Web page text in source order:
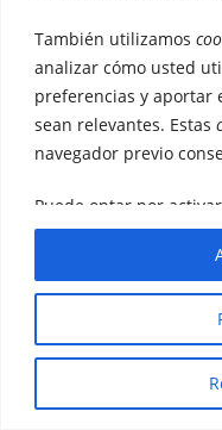
También utilizamos
analizar cómo usted
preferencias y aportar
sean relevantes. Estas
navegador previo
Puede optar por
estascookies, aunque
afectar a su
©